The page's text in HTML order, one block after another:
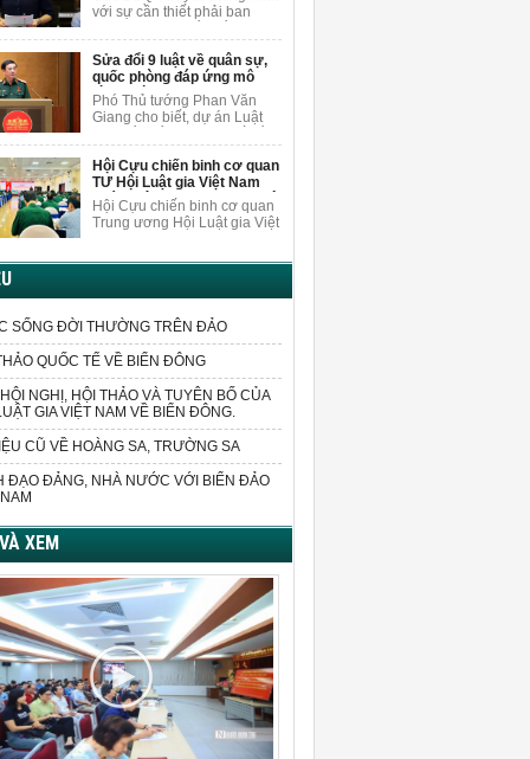
trường AI.
làm vì lợi ích chung
với sự cần thiết phải ban
một số điều của Luật Trách
nhiệm bồi thường của Nhà
nước.
Sửa đổi 9 luật về quân sự,
quốc phòng đáp ứng mô
hình chính quyền 2 cấp
Phó Thủ tướng Phan Văn
Giang cho biết, dự án Luật
của 9 luật về quân sự, quốc
phòng sửa đổi các quy định
liên quan đến sắp xếp tổ
chức bộ máy và xử lý các vấn
đề cấp bách phát sinh trong
thực tiễn.
Hội Cựu chiến binh cơ quan
TƯ Hội Luật gia Việt Nam
quán triệt Nghị quyết Đại hội
VIII
Hội Cựu chiến binh cơ quan
Trung ương Hội Luật gia Việt
nhiệm kỳ 2026-2031.
SỐNG ĐỜI THƯỜNG TRÊN ĐẢO
QUỐC TẾ VỀ BIỂN ĐÔNG
NGHỊ, HỘI THẢO VÀ TUYÊN BỐ CỦA
GIA VIỆT NAM VỀ BIỂN ĐÔNG.
CŨ VỀ HOÀNG SA, TRƯỜNG SA
ĐẠO ĐẢNG, NHÀ NƯỚC VỚI BIỂN ĐẢO
XEM